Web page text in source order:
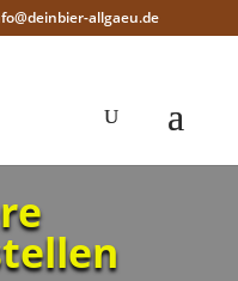
allgaeu.de